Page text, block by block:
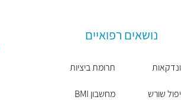
נושאים רפואיים
שורש
תרומת ביציות
מחשבון BMI